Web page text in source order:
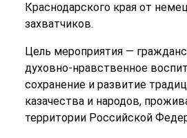
Краснодарского края от
захватчиков.
Цель мероприятия —
духовно-нравственное
сохранение и развитие
казачества и народов,
территории Российской